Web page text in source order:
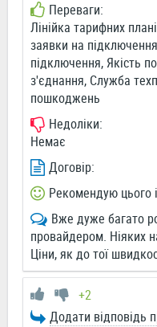
Переваги:
Лінійка тарифних
заявки на
підключення, Якість
з'єднання, Служба
пошкоджень
Недоліки:
Немає
Договір:
Рекомендую цього
Вже дуже багато
провайдером. Ніяких
Ціни, як до тої
+2
Додати відповідь